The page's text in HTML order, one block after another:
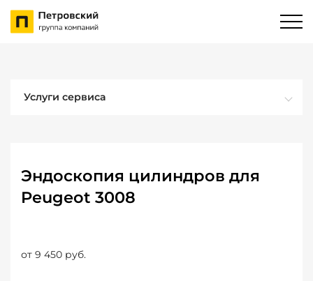
Услуги сервиса
Эндоскопия цилиндров для
Peugeot 3008
от 9 450 руб.